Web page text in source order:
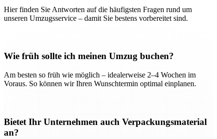
Hier finden Sie Antworten auf die häufigsten Fragen rund um
unseren Umzugsservice – damit Sie bestens vorbereitet sind.
Wie früh sollte ich meinen Umzug buchen?
Am besten so früh wie möglich – idealerweise 2–4 Wochen im
Voraus. So können wir Ihren Wunschtermin optimal einplanen.
Bietet Ihr Unternehmen auch Verpackungsmaterial
an?